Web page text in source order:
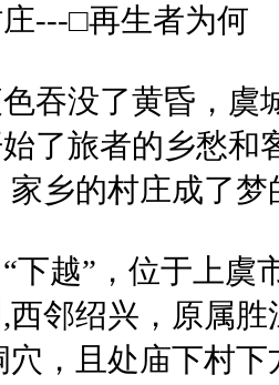
---□再生者为何
吞没了黄昏，虞
了旅者的乡愁和
家乡的村庄成了
下越”，位于上虞
西邻绍兴，原属
穴，且处庙下村